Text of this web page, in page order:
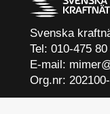
Svenska
Tel: 010-475 80
E-mail:
Org.nr: